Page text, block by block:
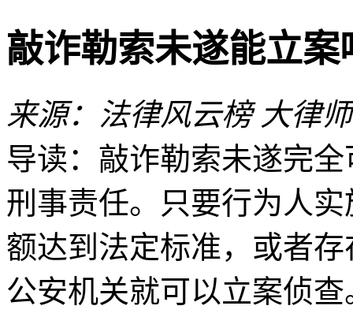
敲诈勒索未遂能立案
来源：法律风云榜 大律
导读：敲诈勒索未遂完
刑事责任。只要行为人
额达到法定标准，或者
公安机关就可以立案侦